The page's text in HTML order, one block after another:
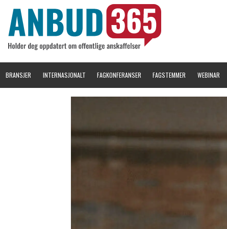
BRANSJER INTERNASJONALT FAGKONFERANSER FAGSTEMMER WEBINAR